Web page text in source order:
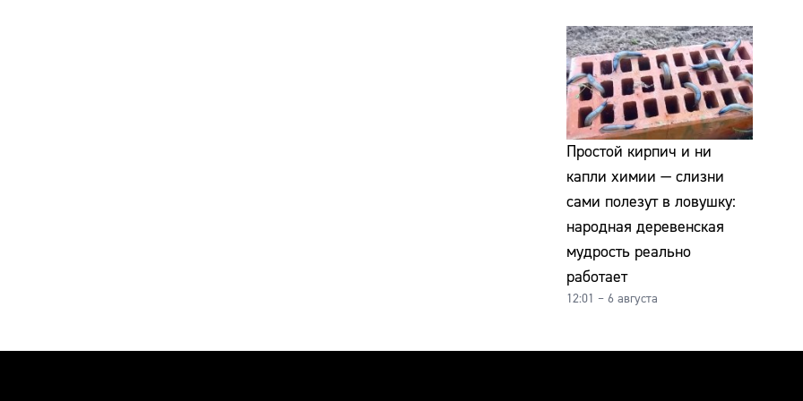
Простой кирпич и ни
капли химии — слизни
сами полезут в ловушку:
народная деревенская
мудрость реально
работает
12:01 – 6 августа